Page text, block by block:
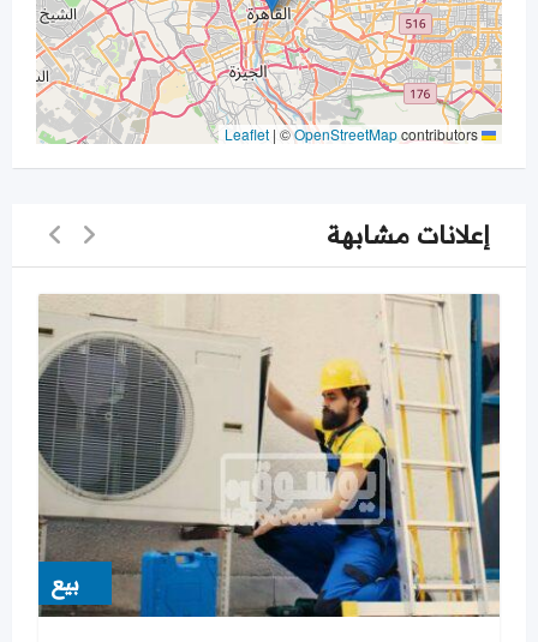
| ©OpenStreetMapcontributors
إعلانات مشابهة
بيع